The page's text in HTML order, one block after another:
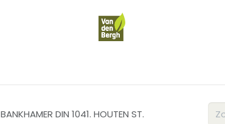
BANKHAMER DIN 1041. HOUTEN ST.